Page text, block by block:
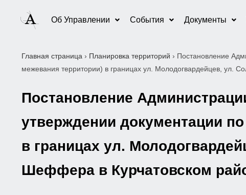
Об Управлении События Документы
Главная страница › Планировка территорий › Постановление
межевания территории) в границах ул. Молодогвардейцев, ул.
Постановление
утверждении документации
в границах ул.
Шеффера в Курчатовском